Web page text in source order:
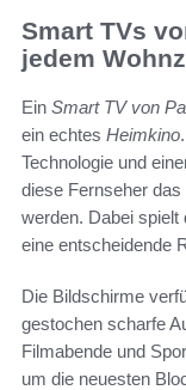
Smart TVs
jedem
Ein Smart TV von
ein echtes Heimkino
Technologie und
diese Fernseher
werden. Dabei spielt
eine entscheidende
Die Bildschirme
gestochen scharfe
Filmabende und
um die neuesten